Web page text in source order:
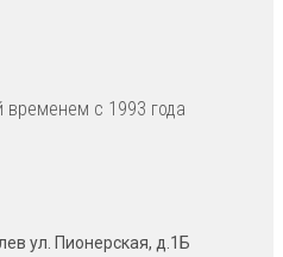
с 1993 года
ул. Пионерская, д.1Б